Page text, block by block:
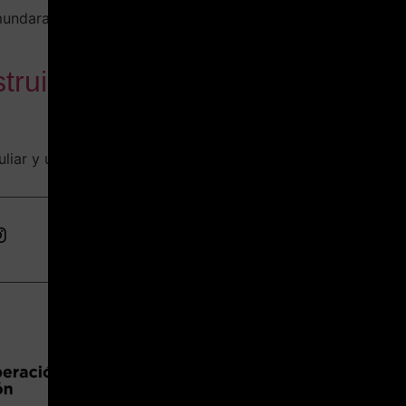
Greg Jager, Ignacio Bosch y Srger-
a partir de una
y una colaboración con 4 artistas.